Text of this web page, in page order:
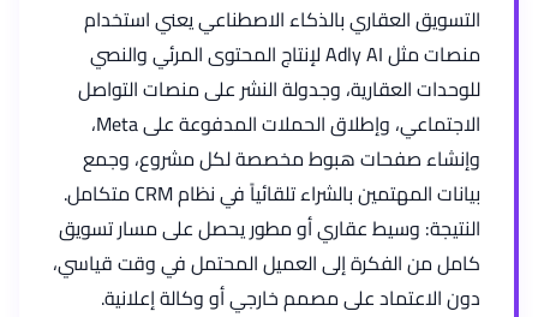
التسويق العقاري بالذكاء الاصطناعي يعني استخدام
منصات مثل Adly AI لإنتاج المحتوى المرئي والنصي
للوحدات العقارية، وجدولة النشر على منصات التواصل
الاجتماعي، وإطلاق الحملات المدفوعة على Meta،
وإنشاء صفحات هبوط مخصصة لكل مشروع، وجمع
بيانات المهتمين بالشراء تلقائياً في نظام CRM متكامل.
النتيجة: وسيط عقاري أو مطور يحصل على مسار تسويق
كامل من الفكرة إلى العميل المحتمل في وقت قياسي،
دون الاعتماد على مصمم خارجي أو وكالة إعلانية.